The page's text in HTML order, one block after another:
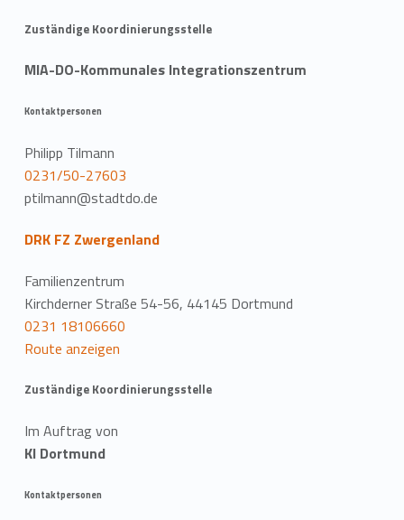
Zuständige Koordinierungsstelle
MIA-DO-Kommunales Integrationszentrum
Kontaktpersonen
Philipp Tilmann
0231/50-27603
ptilmann@stadtdo.de
DRK FZ Zwergenland
Familienzentrum
Kirchderner Straße 54-56, 44145 Dortmund
0231 18106660
Route anzeigen
Zuständige Koordinierungsstelle
Im Auftrag von
KI Dortmund
Kontaktpersonen